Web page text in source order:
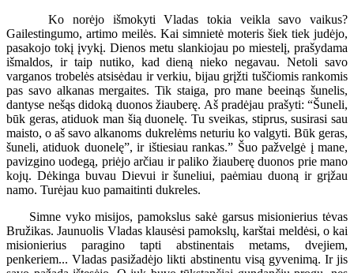
Ko norėjo išmokyti Vladas tokia veikla savo vaikus?
Gailestingumo, artimo meilės. Kai simnietė moteris šiek tiek judėjo,
pasakojo tokį įvykį. Dienos metu slankiojau po miestelį, prašydama
išmaldos, ir taip nutiko, kad dieną nieko negavau. Netoli savo
varganos trobelės atsisėdau ir verkiu, bijau grįžti tuščiomis rankomis
pas savo alkanas mergaites. Tik staiga, pro mane beeinąs šunelis,
dantyse nešąs didoką duonos žiauberę. Aš pradėjau prašyti: “Šuneli,
būk geras, atiduok man šią duonelę. Tu sveikas, stiprus, susirasi sau
maisto, o aš savo alkanoms dukrelėms neturiu ko valgyti. Būk geras,
šuneli, atiduok duonelę”, ir ištiesiau rankas.” Šuo pažvelgė į mane,
pavizgino uodegą, priėjo arčiau ir paliko žiauberę duonos prie mano
kojų. Dėkinga buvau Dievui ir šuneliui, paėmiau duoną ir grįžau
namo. Turėjau kuo pamaitinti dukreles.
Simne vyko misijos, pamokslus sakė garsus misionierius tėvas
Bružikas. Jaunuolis Vladas klausėsi pamokslų, karštai meldėsi, o kai
misionierius paragino tapti abstinentais metams, dvejiem,
penkeriem... Vladas pasižadėjo likti abstinentu visą gyvenimą. Ir jis